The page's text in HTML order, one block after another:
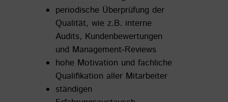
periodische Überprüfung der
Qualität, wie z.B. interne
Audits, Kundenbewertungen
und Management‐Reviews
hohe Motivation und fachliche
Qualifikation aller Mitarbeiter
ständigen